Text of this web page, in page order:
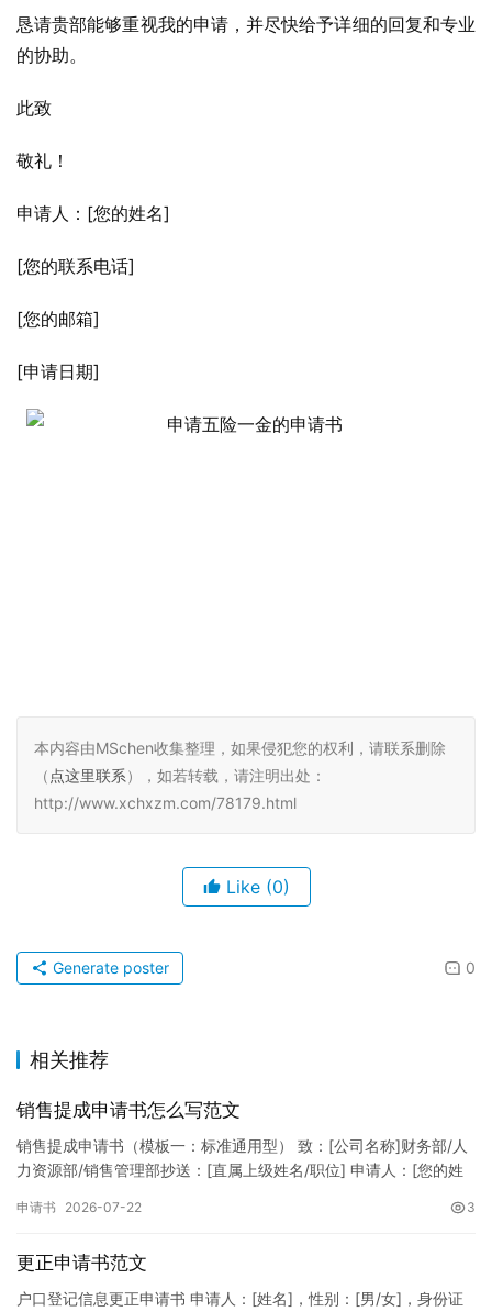
恳请贵部能够重视我的申请，并尽快给予详细的回复和专业
的协助。
此致
敬礼！
申请人：[您的姓名]
[您的联系电话]
[您的邮箱]
[申请日期]
本内容由MSchen收集整理，如果侵犯您的权利，请联系删除
（ 点这里联系），如若转载，请注明出处：
http://www.xchxzm.com/78179.html
Like (0)
0
Generate poster
相关推荐
销售提成申请书怎么写范文
销售提成申请书（模板一：标准通用型） 致：[公司名称]财务部/人
力资源部/销售管理部抄送：[直属上级姓名/职位] 申请人：[您的姓
申请书 2026-07-22 3
更正申请书范文
户口登记信息更正申请书 申请人：[姓名]，性别：[男/女]，身份证